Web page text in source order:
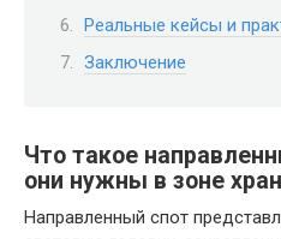
Реальные кейсы и
Заключение
Что такое
они нужны в зоне
Направленный спот